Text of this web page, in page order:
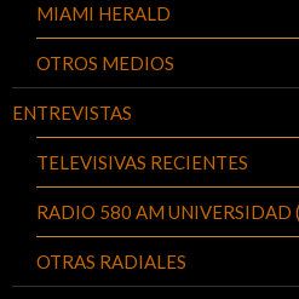
MIAMI HERALD
OTROS MEDIOS
ENTREVISTAS
TELEVISIVAS RECIENTES
RADIO 580 AM UNIVERSIDAD
OTRAS RADIALES